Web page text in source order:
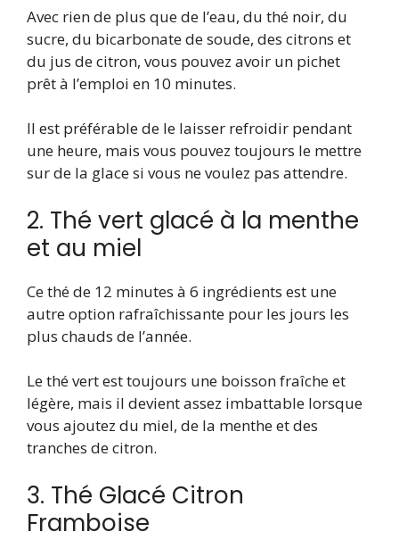
Avec rien de plus que de l’eau, du thé noir, du
sucre, du bicarbonate de soude, des citrons et
du jus de citron, vous pouvez avoir un pichet
prêt à l’emploi en 10 minutes.
Il est préférable de le laisser refroidir pendant
une heure, mais vous pouvez toujours le mettre
sur de la glace si vous ne voulez pas attendre.
2. Thé vert glacé à la menthe
et au miel
Ce thé de 12 minutes à 6 ingrédients est une
autre option rafraîchissante pour les jours les
plus chauds de l’année.
Le thé vert est toujours une boisson fraîche et
légère, mais il devient assez imbattable lorsque
vous ajoutez du miel, de la menthe et des
tranches de citron.
3. Thé Glacé Citron
Framboise